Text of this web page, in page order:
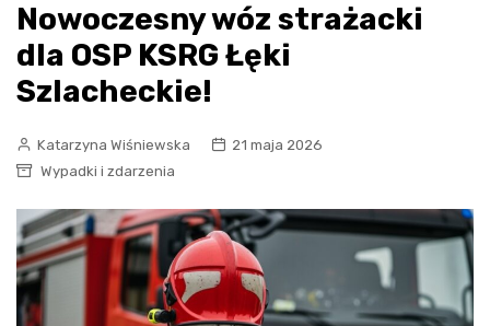
Nowoczesny wóz strażacki
dla OSP KSRG Łęki
Szlacheckie!
Katarzyna Wiśniewska
21 maja 2026
Wypadki i zdarzenia